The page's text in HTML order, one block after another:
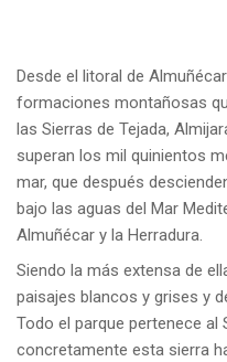
Desde el litoral de
formaciones montañosas
las Sierras de Tejada,
superan los mil quinientos
mar, que después
bajo las aguas del Mar
Almuñécar y la Herradura.
Siendo la más extensa de
paisajes blancos y grises y
Todo el parque pertenece al
concretamente esta sierra